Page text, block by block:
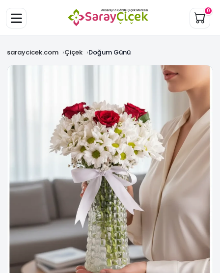
0
saraycicek.com Çiçek Doğum Günü